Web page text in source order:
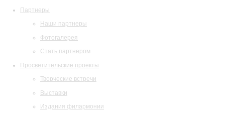
Партнеры
Наши партнеры
Фотогалерея
Стать партнером
Просветительские проекты
Творческие встречи
Выставки
Издания филармонии